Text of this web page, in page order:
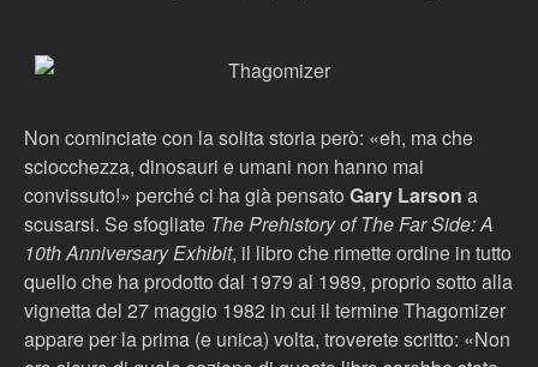
Non cominciate con la solita storia però: «eh, ma che
sciocchezza, dinosauri e umani non hanno mai
convissuto!» perché ci ha già pensato Gary Larson a
scusarsi. Se sfogliate The Prehistory of The Far Side: A
10th Anniversary Exhibit, il libro che rimette ordine in tutto
quello che ha prodotto dal 1979 al 1989, proprio sotto alla
vignetta del 27 maggio 1982 in cui il termine Thagomizer
appare per la prima (e unica) volta, troverete scritto: «Non